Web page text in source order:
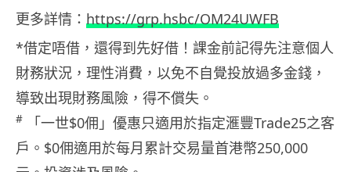
更多詳情： https://grp.hsbc/OM24UWFB
*借定唔借，還得到先好借！課金前記得先注意個人
財務狀況，理性消費，以免不自覺投放過多金錢，
導致出現財務風險，得不償失。
#
「一世$0佣」優惠只適用於指定滙豐Trade25之客
戶。$0佣適用於每月累計交易量首港幣250,000